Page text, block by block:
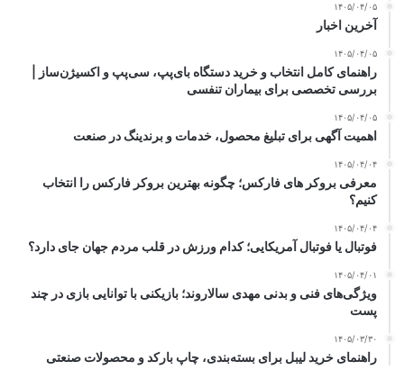
۱۴۰۵/۰۴/۰۵
آخرین اخبار
۱۴۰۵/۰۴/۰۵
راهنمای کامل انتخاب و خرید دستگاه بای‌پپ، سی‌پپ و اکسیژن‌ساز |
بررسی تخصصی برای بیماران تنفسی
۱۴۰۵/۰۴/۰۵
اهمیت آگهی برای تبلیغ محصول، خدمات و برندینگ در صنعت
۱۴۰۵/۰۴/۰۴
معرفی بروکر های فارکس؛ چگونه بهترین بروکر فارکس را انتخاب
کنیم؟
۱۴۰۵/۰۴/۰۴
فوتبال یا فوتبال آمریکایی؛ کدام ورزش در قلب مردم جهان جای دارد؟
۱۴۰۵/۰۴/۰۱
ویژگی‌های فنی و بدنی مهدی سالاروند؛ بازیکنی با توانایی بازی در چند
پست
۱۴۰۵/۰۳/۳۰
راهنمای خرید لیبل برای بسته‌بندی، چاپ بارکد و محصولات صنعتی